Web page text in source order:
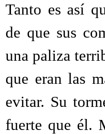
Tanto es así
de que sus
una paliza
que eran las
evitar. Su
fuerte que él.